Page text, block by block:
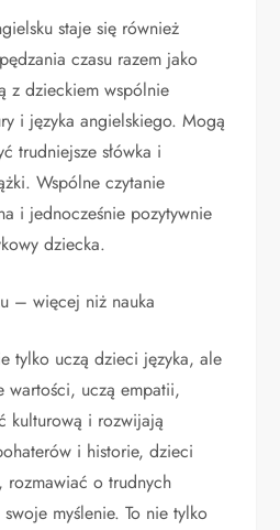
staje się również
czasu razem jako
z dzieckiem wspólnie
i języka angielskiego. Mogą
trudniejsze słówka i
Wspólne czytanie
i jednocześnie pozytywnie
dziecka.
– więcej niż nauka
tylko uczą dzieci języka, ale
wartości, uczą empatii,
kulturową i rozwijają
i historie, dzieci
rozmawiać o trudnych
myślenie. To nie tylko